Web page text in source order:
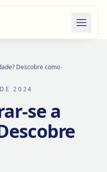
Descobre como
2024
se a